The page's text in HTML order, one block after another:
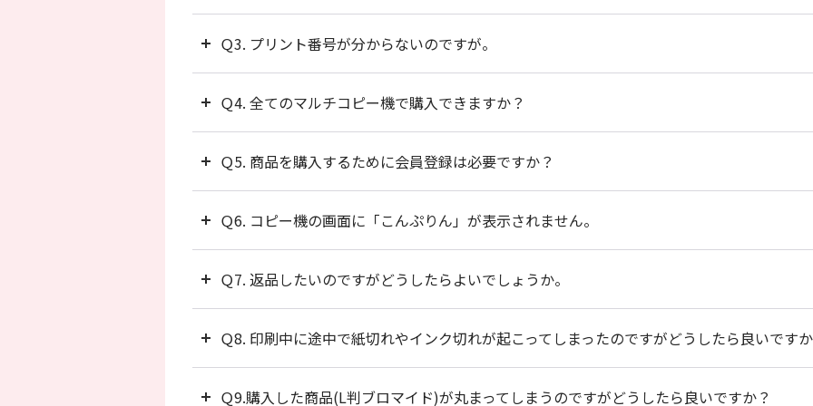
Ｑ3. プリント番号が分からないのですが。
Ｑ4. 全てのマルチコピー機で購入できますか？
Ｑ5. 商品を購入するために会員登録は必要ですか？
Ｑ6. コピー機の画面に「こんぷりん」が表示されません。
Ｑ7. 返品したいのですがどうしたらよいでしょうか。
Ｑ8. 印刷中に途中で紙切れやインク切れが起こってしまったのですがどうしたら良いです
Ｑ9.購入した商品(L判ブロマイド)が丸まってしまうのですがどうしたら良いですか？